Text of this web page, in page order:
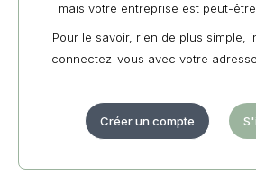
mais votre entreprise est peut-
Pour le savoir, rien de plus simple,
connectez-vous avec votre
Créer un compte